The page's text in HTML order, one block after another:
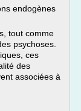
endogènes
tout comme
psychoses.
ces
des
associées à